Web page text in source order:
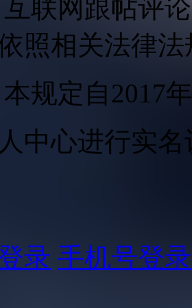
联网跟帖评
照相关法律
规定自2017
中心进行实名
录 手机号登录